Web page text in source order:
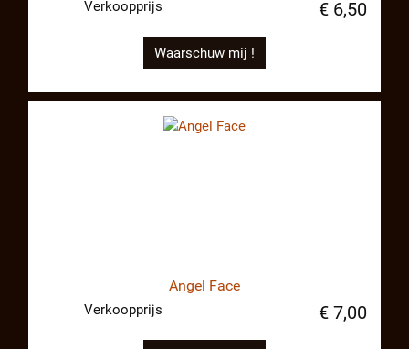
Verkoopprijs € 6,50
Waarschuw mij !
Angel Face
Verkoopprijs € 7,00